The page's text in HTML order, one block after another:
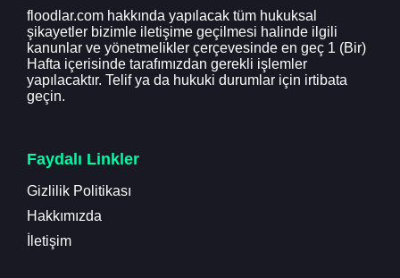
floodlar.com hakkında yapılacak tüm hukuksal
şikayetler bizimle iletişime geçilmesi halinde ilgili
kanunlar ve yönetmelikler çerçevesinde en geç 1 (Bir)
Hafta içerisinde tarafımızdan gerekli işlemler
yapılacaktır. Telif ya da hukuki durumlar için irtibata
geçin.
Faydalı Linkler
Gizlilik Politikası
Hakkımızda
İletişim